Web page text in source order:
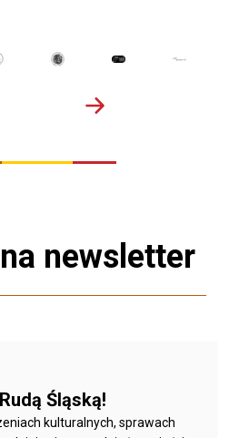
newsletter
Śląską!
kulturalnych, sprawach